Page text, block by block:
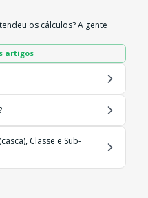
os cálculos? A gente
artigos
Classe e Sub-